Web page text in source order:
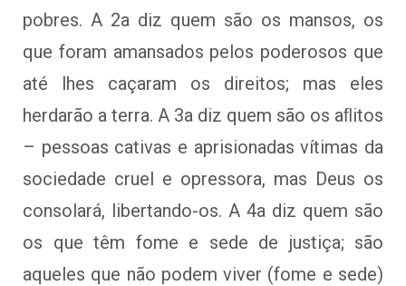
pobres. A 2a diz quem são os mansos, os
que foram amansados pelos poderosos que
até lhes caçaram os direitos; mas eles
herdarão a terra. A 3a diz quem são os aﬂitos
– pessoas cativas e aprisionadas vítimas da
sociedade cruel e opressora, mas Deus os
consolará, libertando-os. A 4a diz quem são
os que têm fome e sede de justiça; são
aqueles que não podem viver (fome e sede)